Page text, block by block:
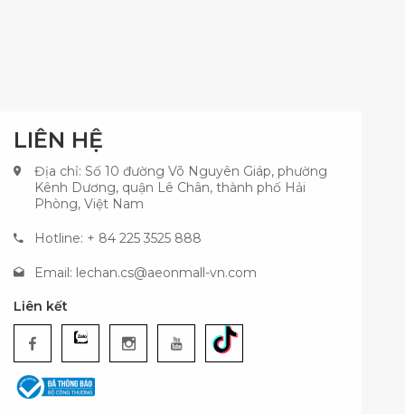
LIÊN HỆ
Địa chỉ: Số 10 đường Võ Nguyên Giáp, phường
Kênh Dương, quận Lê Chân, thành phố Hải
Phòng, Việt Nam
Hotline: + 84 225 3525 888
Email: lechan.cs@aeonmall-vn.com
Liên kết